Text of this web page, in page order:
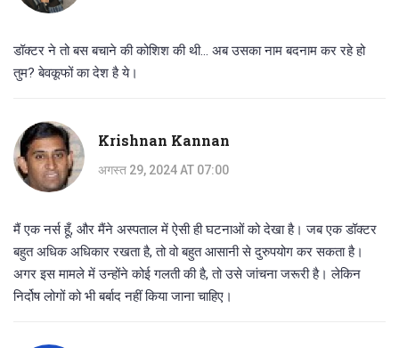
डॉक्टर ने तो बस बचाने की कोशिश की थी... अब उसका नाम बदनाम कर रहे हो
तुम? बेवकूफों का देश है ये।
Krishnan Kannan
अगस्त 29, 2024 AT 07:00
मैं एक नर्स हूँ, और मैंने अस्पताल में ऐसी ही घटनाओं को देखा है। जब एक डॉक्टर
बहुत अधिक अधिकार रखता है, तो वो बहुत आसानी से दुरुपयोग कर सकता है।
अगर इस मामले में उन्होंने कोई गलती की है, तो उसे जांचना जरूरी है। लेकिन
निर्दोष लोगों को भी बर्बाद नहीं किया जाना चाहिए।